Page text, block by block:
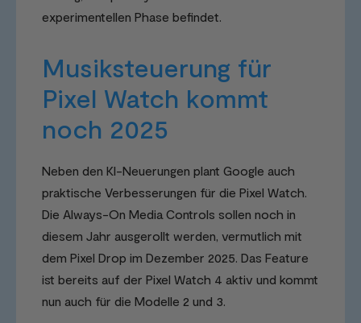
experimentellen Phase befindet.
Musiksteuerung für
Pixel Watch kommt
noch 2025
Neben den KI-Neuerungen plant Google auch
praktische Verbesserungen für die Pixel Watch.
Die Always-On Media Controls sollen noch in
diesem Jahr ausgerollt werden, vermutlich mit
dem Pixel Drop im Dezember 2025. Das Feature
ist bereits auf der Pixel Watch 4 aktiv und kommt
nun auch für die Modelle 2 und 3.